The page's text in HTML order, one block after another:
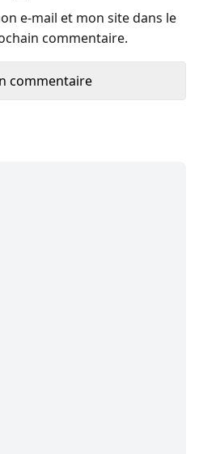
e-mail et mon site dans le
commentaire.